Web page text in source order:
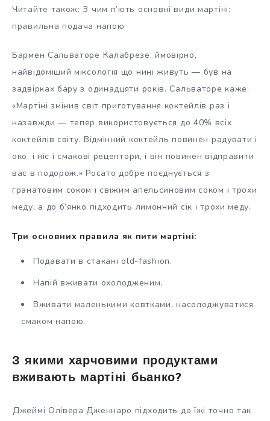
Читайте також: З чим п’ють основні види мартіні:
правильна подача напою
Бармен Сальваторе Калабрезе, ймовірно,
найвідоміший міксологія що нині живуть — був на
задвірках бару з одинадцяти років. Сальваторе каже:
«Мартіні змінив світ приготування коктейлів раз і
назавжди — тепер використовується до 40% всіх
коктейлів світу. Відмінний коктейль повинен радувати і
око, і ніс і смакові рецептори, і він повинен відправити
вас в подорож.» Росато добре поєднується з
гранатовим соком і свіжим апельсиновим соком і трохи
меду, а до б’янко підходить лимонний сік і трохи меду.
Три основних правила як пити мартіні:
Подавати в стакані old-fashion.
Напій вживати охолодженим.
Вживати маленькими ковтками, насолоджуватися
смаком напою.
З якими харчовими продуктами
вживають мартіні бьанко?
Джеймі Олівера Дженнаро підходить до їжі точно так